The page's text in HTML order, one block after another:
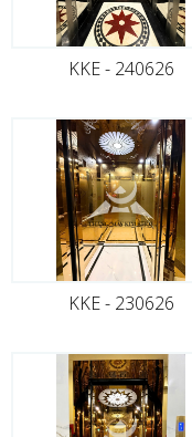
KKE - 240626
KKE - 230626